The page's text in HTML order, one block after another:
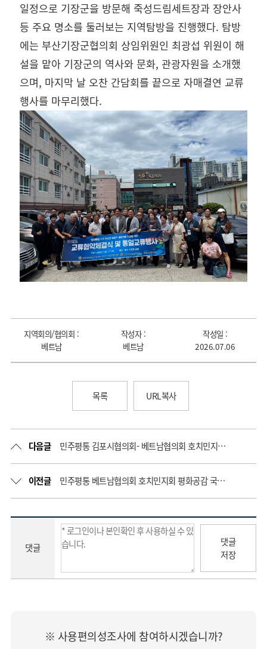
일정으로 기장군을 방문해 죽성드림세트장과 장안사
등 주요 명소를 둘러보는 지역탐방을 진행했다. 탐방
에는 부산기장군협의회 상임위원인 최광섭 위원이 해
설을 맡아 기장군의 역사와 문화, 관광자원을 소개했
으며, 마지막 날 오찬 간담회를 끝으로 자매결연 교류
행사를 마무리했다.
지역회의/협의회 :
베트남
작성자 :
베트남
작성일 :
2026.07.06
목록 URL복사
다음글 민주평통 김포시협의회- 베트남협의회 호치민지회 평화통일간담회 개최
이전글 민주평통 베트남협의회 호치민지회 평화공감 국토탐방 개최 “인천 영종도를 거쳐 김포 애기봉부터 대구 낙동강까지”
댓글
댓글
저장
※ 사용편의성조사에 참여하시겠습니까?